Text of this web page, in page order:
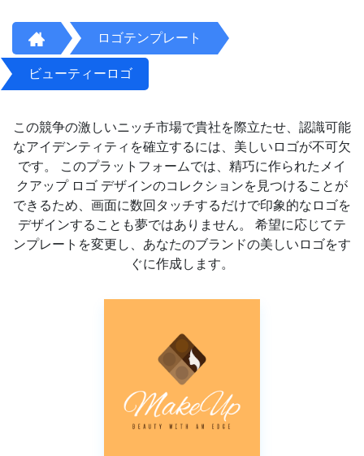
ロゴテンプレート
ビューティーロゴ
この競争の激しいニッチ市場で貴社を際立たせ、認識可能
なアイデンティティを確立するには、美しいロゴが不可欠
です。 このプラットフォームでは、精巧に作られたメイ
クアップ ロゴ デザインのコレクションを見つけることが
できるため、画面に数回タッチするだけで印象的なロゴを
デザインすることも夢ではありません。 希望に応じてテ
ンプレートを変更し、あなたのブランドの美しいロゴをす
ぐに作成します。